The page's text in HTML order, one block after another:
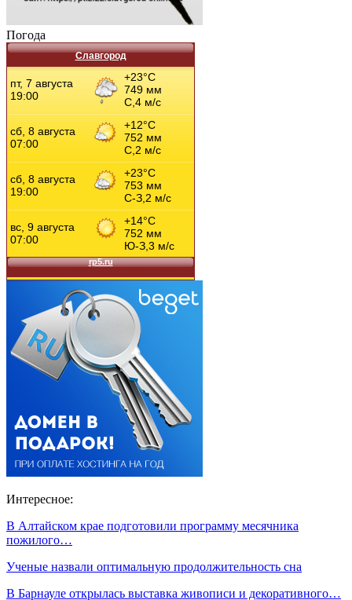
Погода
Славгород
Интересное:
В Алтайском крае подготовили программу месячника
пожилого…
Ученые назвали оптимальную продолжительность сна
В Барнауле открылась выставка живописи и декоративного…